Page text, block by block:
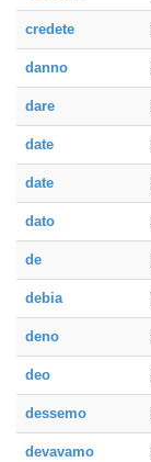
credete
danno
dare
date
date
dato
de
debia
deno
deo
dessemo
devavamo